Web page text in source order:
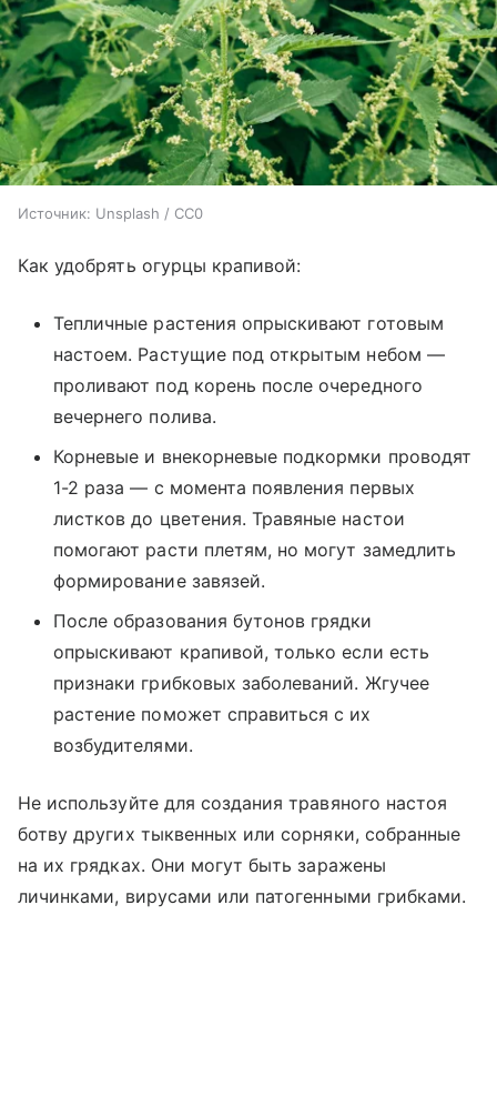
Источник: Unsplash / CC0
Как удобрять огурцы крапивой:
Тепличные растения опрыскивают готовым
настоем. Растущие под открытым небом —
проливают под корень после очередного
вечернего полива.
Корневые и внекорневые подкормки проводят
1-2 раза — с момента появления первых
листков до цветения. Травяные настои
помогают расти плетям, но могут замедлить
формирование завязей.
После образования бутонов грядки
опрыскивают крапивой, только если есть
признаки грибковых заболеваний. Жгучее
растение поможет справиться с их
возбудителями.
Не используйте для создания травяного настоя
ботву других тыквенных или сорняки, собранные
на их грядках. Они могут быть заражены
личинками, вирусами или патогенными грибками.